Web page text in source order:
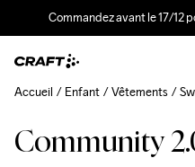
Commandez avant le 17/12
Community
Accueil Enfant Vêtements